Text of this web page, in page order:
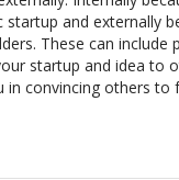
startup and externally
These can
startup and idea to
in convincing others